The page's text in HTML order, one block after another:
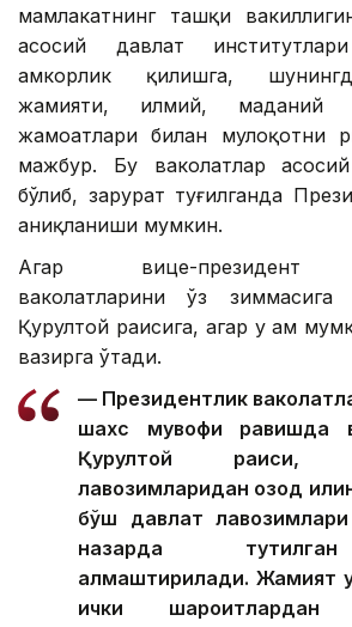
мамлакатнинг ташқи
асосий давлат
ҳамкорлик қилишга,
жамияти, илмий, маданий
жамоатлари билан мулоқотни
мажбур. Бу ваколатлар асосий
бўлиб, зарурат туғилганда
аниқланиши мумкин.
Агар вице-президент
ваколатларини ўз
Қурултой раисига, агар у ҳам
вазирга ўтади.
— Президентлик
шахс мувофиқ равишда
Қурултой
лавозимларидан озод
бўш давлат
назарда
алмаштирилади. Жамият
ички шароитлардан